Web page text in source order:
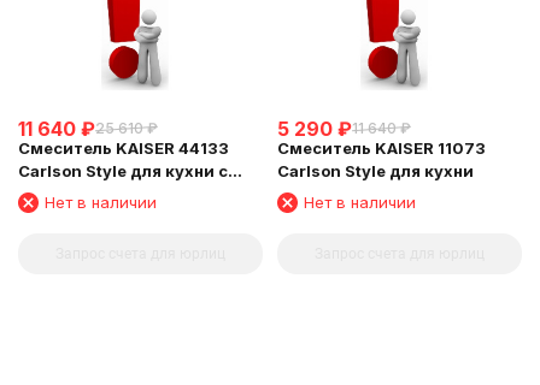
11 640 ₽25 610 ₽
Смеситель KAISER 44133
Carlson Style для кухни с
краном для питьевой воды
Нет в наличии
5 290 ₽11 640 ₽
Смеситель KAISER 11073
Carlson Style для кухни
Нет в наличии